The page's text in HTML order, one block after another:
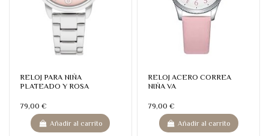
RELOJ PARA NIÑA
PLATEADO Y ROSA
79,00 €
Añadir al carrito
RELOJ ACERO CORREA
NIÑA VA
79,00 €
Añadir al carrito